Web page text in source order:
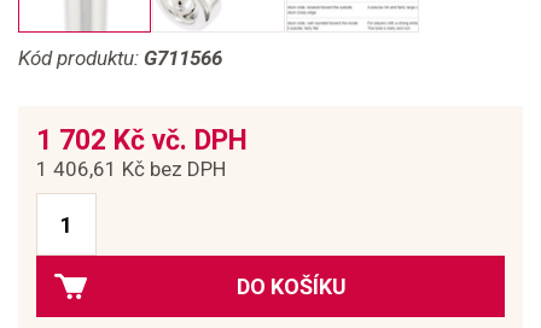
Kód produktu: G711566
1 702 Kč vč. DPH
1 406,61 Kč bez DPH
DO KOŠÍKU